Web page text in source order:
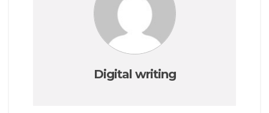
Digital writing